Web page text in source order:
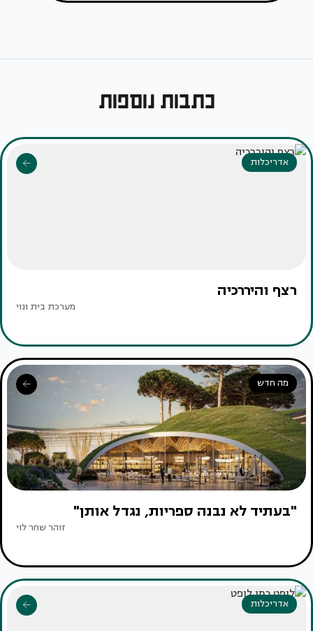
כתבות נוספות
אדריכלות
רצף והיררכיה
מערכת בית ונוי
מה חדש
"בעתיד לא נבנה ספריות, נגדל אותן"
זוהר שחר לוי
אדריכלות